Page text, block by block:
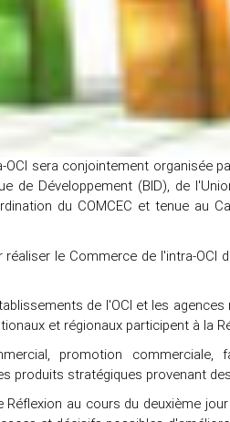
sera conjointement organisée
de Développement (BID), de
du COMCEC et tenue au
le Commerce de l'intra-OCI
de l'OCI et les
et régionaux participent à la
promotion commerciale,
produits stratégiques provenant
au cours du deuxième